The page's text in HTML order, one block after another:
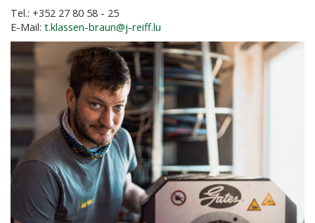
Tel.: +352 27 80 58 - 25
E-Mail: t.klassen-braun@j-reiff.lu